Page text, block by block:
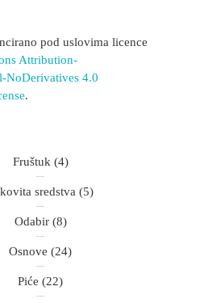
pod uslovima licence
Attribution-
NoDerivatives 4.0
.
Fruštuk (4)
sredstva (5)
Odabir(8)
Osnove (24)
Piće (22)